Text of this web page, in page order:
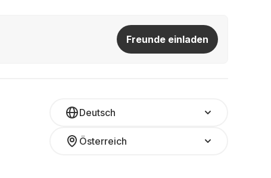
Freunde einladen
Deutsch
Österreich